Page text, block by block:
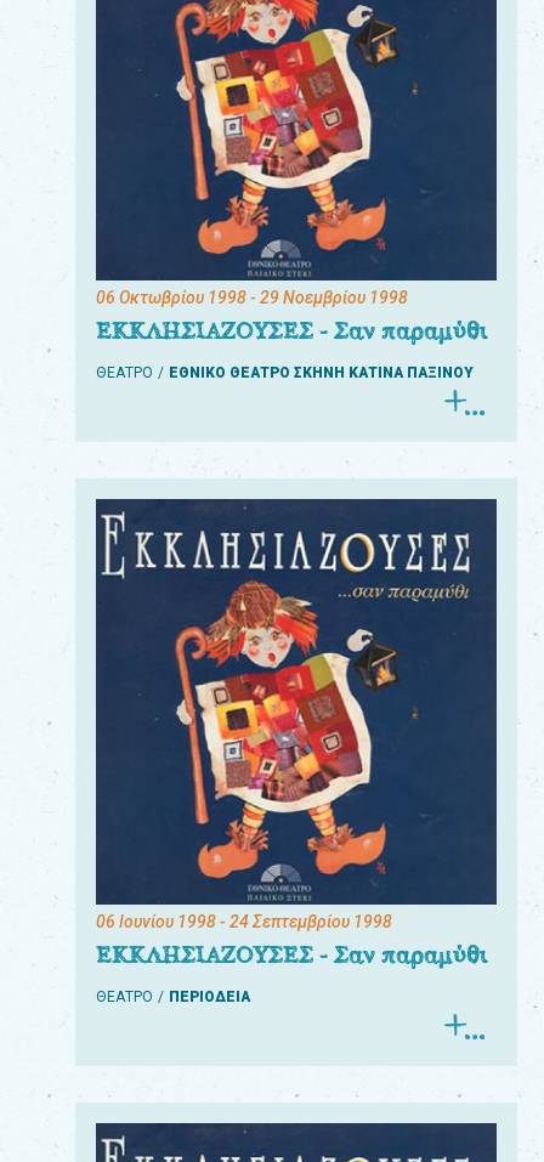
06 Οκτωβρίου 1998- 29 Νοεμβρίου 1998
ΕΚΚΛΗΣΙΑΖΟΥΣΕΣ - Σαν παραμύθι
ΘΕΑΤΡΟ ΕΘΝΙΚΟ ΘΕΑΤΡΟ ΣΚΗΝΗ ΚΑΤΙΝΑ ΠΑΞΙΝΟΥ
06 Ιουνίου 1998- 24 Σεπτεμβρίου 1998
ΕΚΚΛΗΣΙΑΖΟΥΣΕΣ - Σαν παραμύθι
ΘΕΑΤΡΟ ΠΕΡΙΟΔΕΙΑ